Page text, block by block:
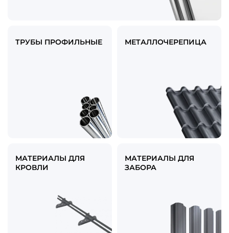
ТРУБЫ ПРОФИЛЬНЫЕ МЕТАЛЛОЧЕРЕПИЦА
МАТЕРИАЛЫ ДЛЯ
КРОВЛИ
МАТЕРИАЛЫ ДЛЯ
ЗАБОРА